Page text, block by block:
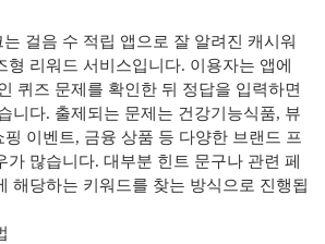
걸음 수 적립 앱으로 잘 알려진 캐시워
형 리워드 서비스입니다. 이용자는 앱에
퀴즈 문제를 확인한 뒤 정답을 입력하면
니다. 출제되는 문제는 건강기능식품, 뷰
이벤트, 금융 상품 등 다양한 브랜드 프
가 많습니다. 대부분 힌트 문구나 관련 페
해당하는 키워드를 찾는 방식으로 진행됩